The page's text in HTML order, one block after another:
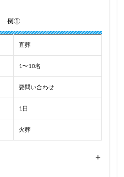
例①
直葬
1〜10名
要問い合わせ
1日
火葬
+